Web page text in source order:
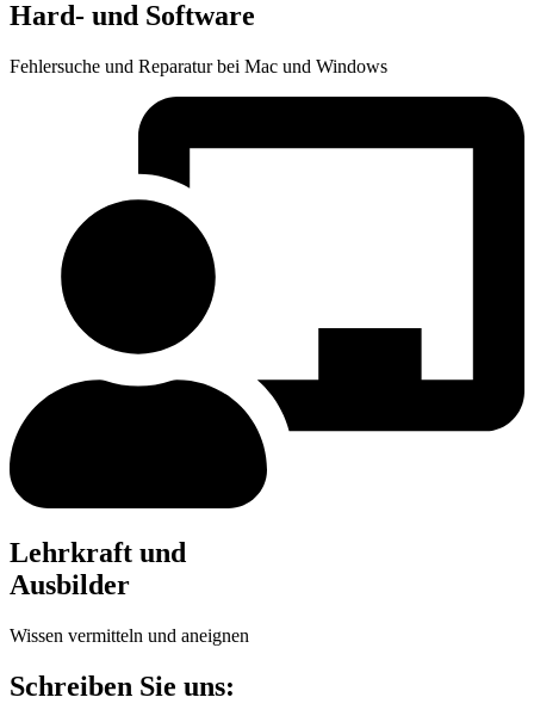
Hard- und Software
Fehlersuche und Reparatur bei Mac und Windows
Lehrkraft und
Ausbilder
Wissen vermitteln und aneignen
Schreiben Sie uns: